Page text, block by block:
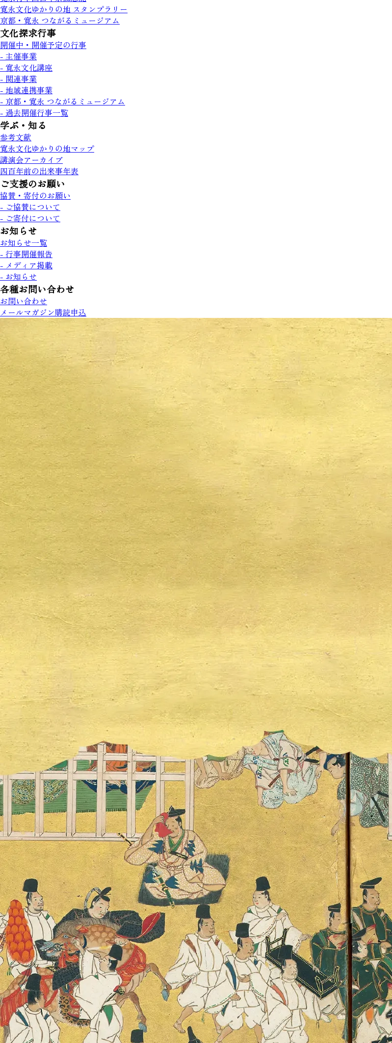
寛永文化ゆかりの地 スタンプラリー
京都・寛永 つながるミュージアム
文化探求行事
開催中・開催予定の行事
- 主催事業
- 寛永文化講座
- 関連事業
- 地域連携事業
- 京都・寛永 つながるミュージアム
- 過去開催行事一覧
学ぶ・知る
参考文献
寛永文化ゆかりの地マップ
講演会アーカイブ
四百年前の出来事年表
ご支援のお願い
協賛・寄付のお願い
- ご協賛について
- ご寄付について
お知らせ
お知らせ一覧
- 行事開催報告
- メディア掲載
- お知らせ
各種お問い合わせ
お問い合わせ
メールマガジン購読申込